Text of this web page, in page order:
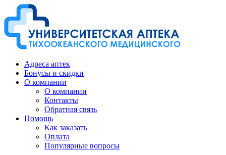
Адреса аптек
Бонусы и скидки
О компании
О компании
Контакты
Обратная связь
Помощь
Как заказать
Оплата
Популярные вопросы